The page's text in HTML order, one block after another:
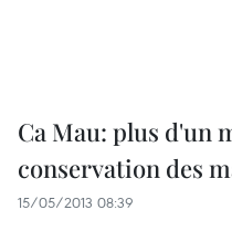
Ca Mau: plus d'un
conservation des
15/05/2013 08:39